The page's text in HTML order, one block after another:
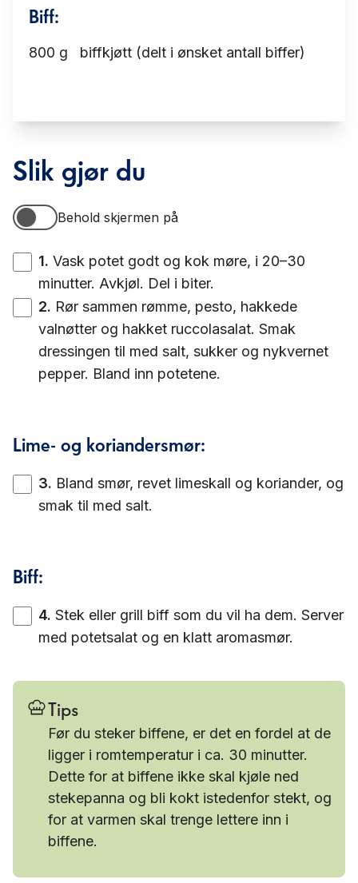
Biff:
800 g biffkjøtt (delt i ønsket antall biffer)
Slik gjør du
Behold skjermen på
Behold skjermen på
1. Vask potet godt og kok møre, i 20–30
minutter. Avkjøl. Del i biter.
2. Rør sammen rømme, pesto, hakkede
valnøtter og hakket ruccolasalat. Smak
dressingen til med salt, sukker og nykvernet
pepper. Bland inn potetene.
Lime- og koriandersmør:
3. Bland smør, revet limeskall og koriander, og
smak til med salt.
Biff:
4. Stek eller grill biff som du vil ha dem. Server
med potetsalat og en klatt aromasmør.
Tips
Før du steker biffene, er det en fordel at de
ligger i romtemperatur i ca. 30 minutter.
Dette for at biffene ikke skal kjøle ned
stekepanna og bli kokt istedenfor stekt, og
for at varmen skal trenge lettere inn i
biffene.